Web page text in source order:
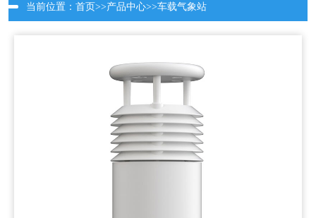
当前位置： 首页>>产品中心>>车载气象站